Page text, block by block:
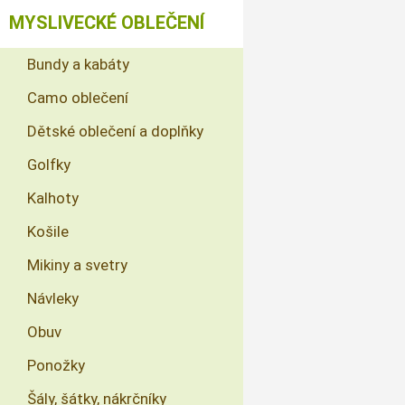
MYSLIVECKÉ OBLEČENÍ
Bundy a kabáty
Camo oblečení
Dětské oblečení a doplňky
Golfky
Kalhoty
Košile
Mikiny a svetry
Návleky
Obuv
Ponožky
Šály, šátky, nákrčníky